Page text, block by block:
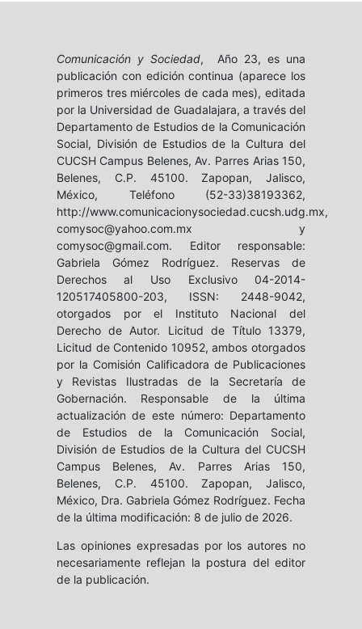
Comunicación y Sociedad, Año 23, es una
publicación con edición continua (aparece los
primeros tres miércoles de cada mes), editada
por la Universidad de Guadalajara, a través del
Departamento de Estudios de la Comunicación
Social, División de Estudios de la Cultura del
CUCSH Campus Belenes, Av. Parres Arias 150,
Belenes, C.P. 45100. Zapopan, Jalisco,
México, Teléfono (52-33)38193362,
http://www.comunicacionysociedad.cucsh.udg.mx,
comysoc@yahoo.com.mx y
comysoc@gmail.com. Editor responsable:
Gabriela Gómez Rodríguez. Reservas de
Derechos al Uso Exclusivo 04-2014-
120517405800-203, ISSN: 2448-9042,
otorgados por el Instituto Nacional del
Derecho de Autor. Licitud de Título 13379,
Licitud de Contenido 10952, ambos otorgados
por la Comisión Calificadora de Publicaciones
y Revistas Ilustradas de la Secretaría de
Gobernación. Responsable de la última
actualización de este número: Departamento
de Estudios de la Comunicación Social,
División de Estudios de la Cultura del CUCSH
Campus Belenes, Av. Parres Arias 150,
Belenes, C.P. 45100. Zapopan, Jalisco,
México, Dra. Gabriela Gómez Rodríguez. Fecha
de la última modificación: 8 de julio de 2026.
Las opiniones expresadas por los autores no
necesariamente reflejan la postura del editor
de la publicación.